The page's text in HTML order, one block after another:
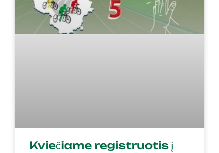
Kviečiame registruotis į